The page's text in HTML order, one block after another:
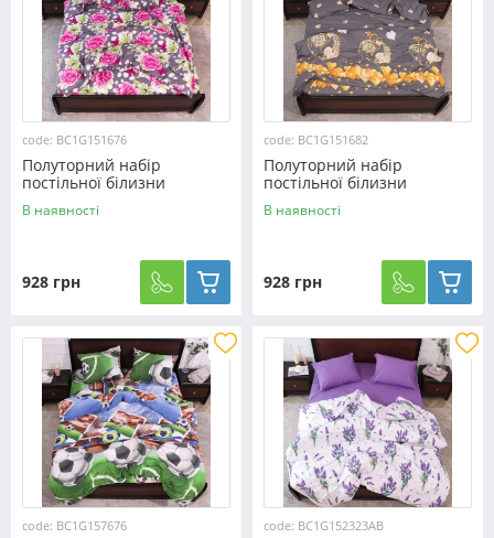
code: BC1G151676
Полуторний набір
постільної білизни
150*220 із Бязі "Gold"
№151676 Черешенка™
В наявності
928 грн
code: BC1G151682
Полуторний набір
постільної білизни
150*220 із Бязі "Gold"
№151682 Черешенька™
В наявності
928 грн
code: BC1G157676 code: BC1G152323AB